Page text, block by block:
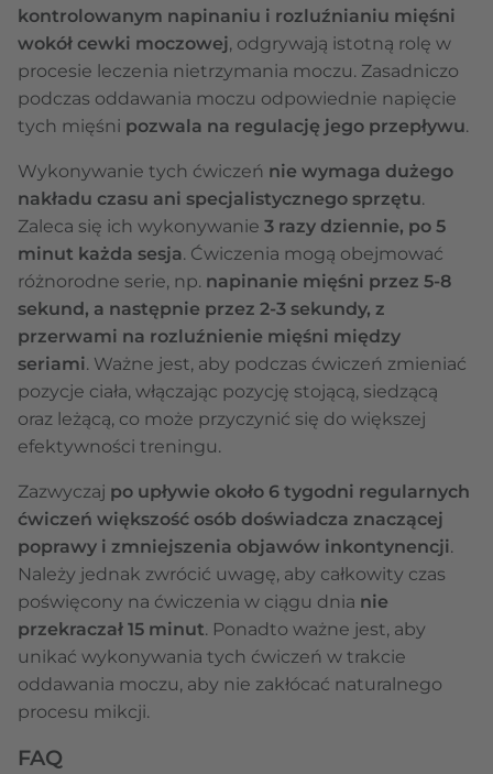
kontrolowanym napinaniu i rozluźnianiu mięśni
wokół cewki moczowej, odgrywają istotną rolę w
procesie leczenia nietrzymania moczu. Zasadniczo
podczas oddawania moczu odpowiednie napięcie
tych mięśni pozwala na regulację jego przepływu.
Wykonywanie tych ćwiczeń nie wymaga dużego
nakładu czasu ani specjalistycznego sprzętu.
Zaleca się ich wykonywanie 3 razy dziennie, po 5
minut każda sesja. Ćwiczenia mogą obejmować
różnorodne serie, np. napinanie mięśni przez 5-8
sekund, a następnie przez 2-3 sekundy, z
przerwami na rozluźnienie mięśni między
seriami. Ważne jest, aby podczas ćwiczeń zmieniać
pozycje ciała, włączając pozycję stojącą, siedzącą
oraz leżącą, co może przyczynić się do większej
efektywności treningu.
Zazwyczaj po upływie około 6 tygodni regularnych
ćwiczeń większość osób doświadcza znaczącej
poprawy i zmniejszenia objawów inkontynencji.
Należy jednak zwrócić uwagę, aby całkowity czas
poświęcony na ćwiczenia w ciągu dnia nie
przekraczał 15 minut. Ponadto ważne jest, aby
unikać wykonywania tych ćwiczeń w trakcie
oddawania moczu, aby nie zakłócać naturalnego
procesu mikcji.
FAQ